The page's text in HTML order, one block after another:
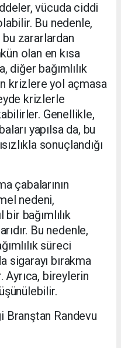
vücuda ciddi
Bu nedenle,
zararlardan
olan en kısa
diğer bağımlılık
krizlere yol açmasa
krizlerle
Genellikle,
yapılsa da, bu
sonuçlandığı
çabalarının
nedeni,
bir bağımlılık
Bu nedenle,
süreci
sigarayı bırakma
Ayrıca, bireylerin
Branştan Randevu